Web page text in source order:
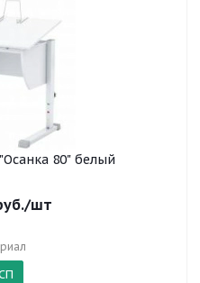
80" белый
/шт